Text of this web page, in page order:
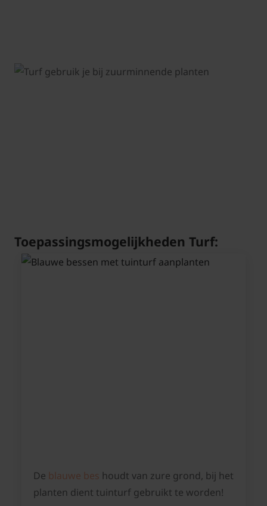
Toepassingsmogelijkheden Turf:
De blauwe bes houdt van zure grond, bij het
planten dient tuinturf gebruikt te worden!